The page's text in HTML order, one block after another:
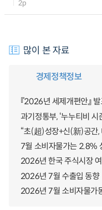
2p
많이 본 자료
경제정책정보
『2026년 세제개편안』
과기정통부, ‘누누티비
“초(超)성장+신(新)공간,
7월 소비자물가는 2.8%
2026년 한국 주식시장
2026년 7월 수출입 동향
2026년 7월 소비자물가